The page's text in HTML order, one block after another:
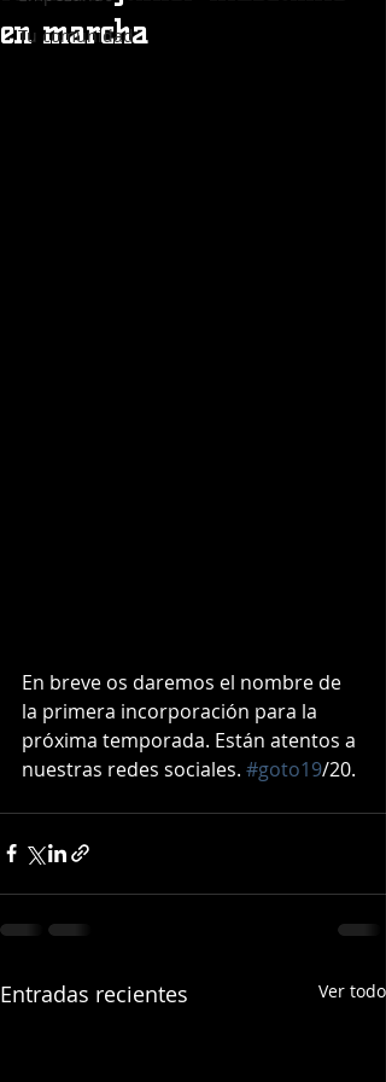
Tu comunidad
en marcha
En breve os daremos el nombre de
la primera incorporación para la
próxima temporada. Están atentos a
nuestras redes sociales. #goto19/20.
Entradas recientes Ver todo